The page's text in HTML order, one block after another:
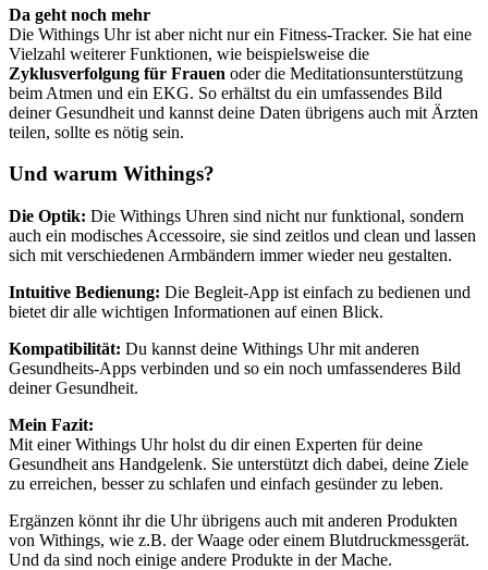
Da geht noch mehr
Die Withings Uhr ist aber nicht nur ein Fitness-Tracker. Sie hat eine
Vielzahl weiterer Funktionen, wie beispielsweise die
Zyklusverfolgung für Frauen oder die Meditationsunterstützung
beim Atmen und ein EKG. So erhältst du ein umfassendes Bild
deiner Gesundheit und kannst deine Daten übrigens auch mit Ärzten
teilen, sollte es nötig sein.
Und warum Withings?
Die Optik: Die Withings Uhren sind nicht nur funktional, sondern
auch ein modisches Accessoire, sie sind zeitlos und clean und lassen
sich mit verschiedenen Armbändern immer wieder neu gestalten.
Intuitive Bedienung: Die Begleit-App ist einfach zu bedienen und
bietet dir alle wichtigen Informationen auf einen Blick.
Kompatibilität: Du kannst deine Withings Uhr mit anderen
Gesundheits-Apps verbinden und so ein noch umfassenderes Bild
deiner Gesundheit.
Mein Fazit:
Mit einer Withings Uhr holst du dir einen Experten für deine
Gesundheit ans Handgelenk. Sie unterstützt dich dabei, deine Ziele
zu erreichen, besser zu schlafen und einfach gesünder zu leben.
Ergänzen könnt ihr die Uhr übrigens auch mit anderen Produkten
von Withings, wie z.B. der Waage oder einem Blutdruckmessgerät.
Und da sind noch einige andere Produkte in der Mache.